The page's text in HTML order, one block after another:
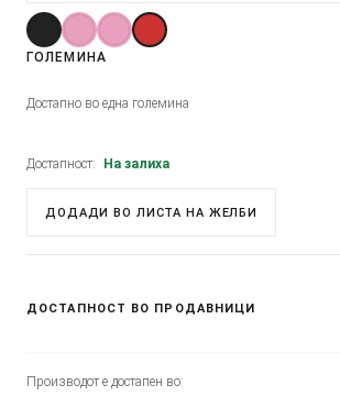
ГОЛЕМИНА
Достапно во една големина
Достапност: На залиха
ДОДАДИ ВО ЛИСТА НА ЖЕЛБИ
ДОСТАПНОСТ ВО ПРОДАВНИЦИ
Производот е достапен во: